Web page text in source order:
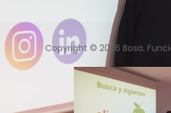
Copyright © 2026 Bosa.